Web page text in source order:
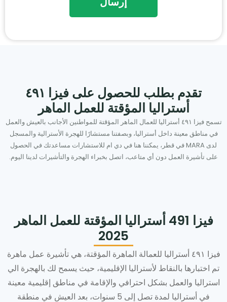
تقدم بطلب للحصول على فيزا ٤٩١
أستراليا المؤقتة للعمل الماهر
تسمح فيزا ٤٩١ أستراليا للعمال الماهر المؤقتة للمواطنين الأجانب بالعيش والعمل
في مناطق معينة داخل أستراليا، وبصفتنا مستشارًا للهجرة الأسترالية والمسجل
لدى MARA في قطر، يمكننا هنا في دي ام للاستشارات مساعدتك في الحصول
على تأشيرة العمل دون أي متاعب، اتصل بخبراء الهجرة والتأشيرات لدينا اليوم.
فيزا 491 أستراليا المؤقتة للعمل الماهر
2025
فيزا ٤٩١ أستراليا للعمالة الماهرة المؤقتة، هي تأشيرة عمل ماهرة
تم اختبارها بالنقاط لأستراليا الإقليمية، حيث يسمح لك بالهجرة الي
استراليا والعمل بشكل احترافي والإقامة في مناطق إقليمية معينة
في أستراليا لمدة تصل إلى 5 سنوات، بعد العيش في منطقة